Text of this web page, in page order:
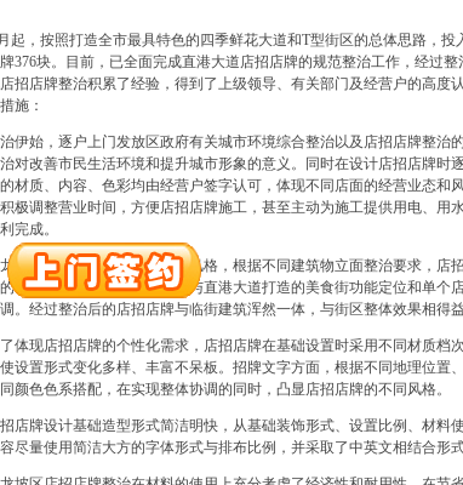
，按照打造全市最具特色的四季鲜花大道和T型街区的总体思路，投
376块。目前，已全面完成直港大道店招店牌的规范整治工作，经过
招店牌整治积累了经验，得到了上级领导、有关部门及经营户的高度
施：
伊始，逐户上门发放区政府有关城市环境综合整治以及店招店牌整治
对改善市民生活环境和提升城市形象的意义。同时在设计店招店牌时
材质、内容、色彩均由经营户签字认可，体现不同店面的经营业态和
极调整营业时间，方便店招店牌施工，甚至主动为施工提供用电、用
完成。
坡区结合直港大道整体改造风格，根据不同建筑物立面整治要求，店招
基准色、建筑风格相协调，与直港大道打造的美食街功能定位和单个
。经过整治后的店招店牌与临街建筑浑然一体，与街区整体效果相得益
体现店招店牌的个性化需求，店招店牌在基础设置时采用不同材质档
设置形式变化多样、丰富不呆板。招牌文字方面，根据不同地理位置
颜色色系搭配，在实现整体协调的同时，凸显店招店牌的不同风格。
店牌设计基础造型形式简洁明快，从基础装饰形式、设置比例、材料
尽量使用简洁大方的字体形式与排布比例，并采取了中英文相结合形